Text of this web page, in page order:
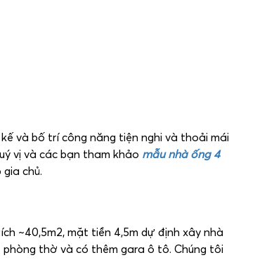
và bố trí công năng tiện nghi và thoải mái
vị và các bạn tham khảo mẫu nhà ống 4
chủ.
~40,5m2, mặt tiền 4,5m dự định xây nhà
phòng thờ và có thêm gara ô tô. Chúng tôi